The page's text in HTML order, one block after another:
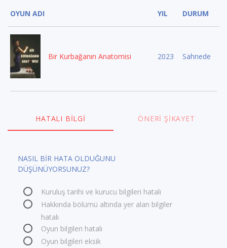
OYUN ADI YIL DURUM
Bir Kurbağanın Anatomisi 2023 Sahnede
HATALI BILGI ÖNERI ŞIKAYET
NASIL BİR HATA OLDUĞUNU
DÜŞÜNÜYORSUNUZ?
Kuruluş tarihi ve kurucu bilgileri hatalı
Hakkında bölümü altında yer alan bilgiler
hatalı
Oyun bilgileri hatalı
Oyun bilgileri eksik